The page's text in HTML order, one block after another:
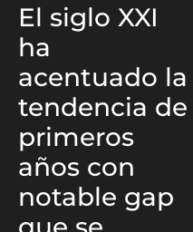
El siglo XXI
ha
acentuado la
tendencia de
primeros
años con
notable gap